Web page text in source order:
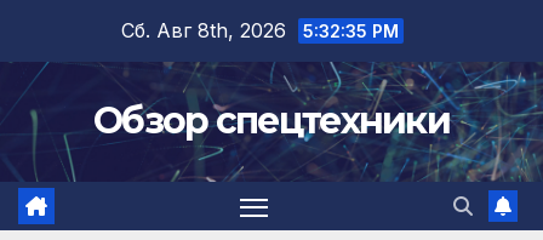
содержимому
Сб. Авг 8th, 2026 5:32:36 PM
Обзор спецтехники